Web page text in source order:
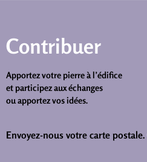
Contribuer
Apportez votre pierre à l’édifice
et participez aux échanges
ou apportez vos idées.
Envoyez-nous votre carte postale.